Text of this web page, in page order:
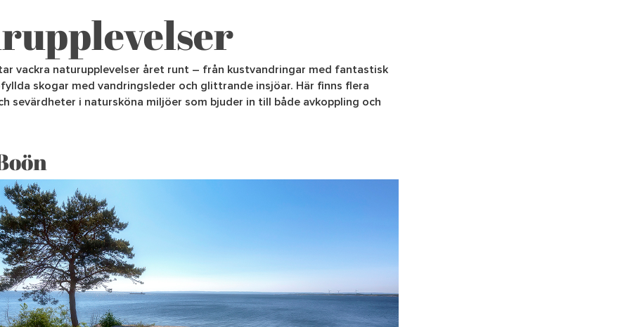
vackra naturupplevelser året runt – från kustvandringar med fantastisk
skogar med vandringsleder och glittrande insjöar. Här finns flera
sevärdheter i natursköna miljöer som bjuder in till både avkoppling och